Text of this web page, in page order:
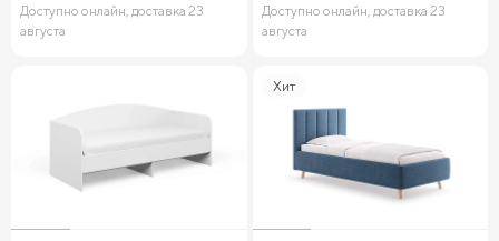
Доступно онлайн, доставка 23
августа
Доступно онлайн, доставка 23
августа
Хит